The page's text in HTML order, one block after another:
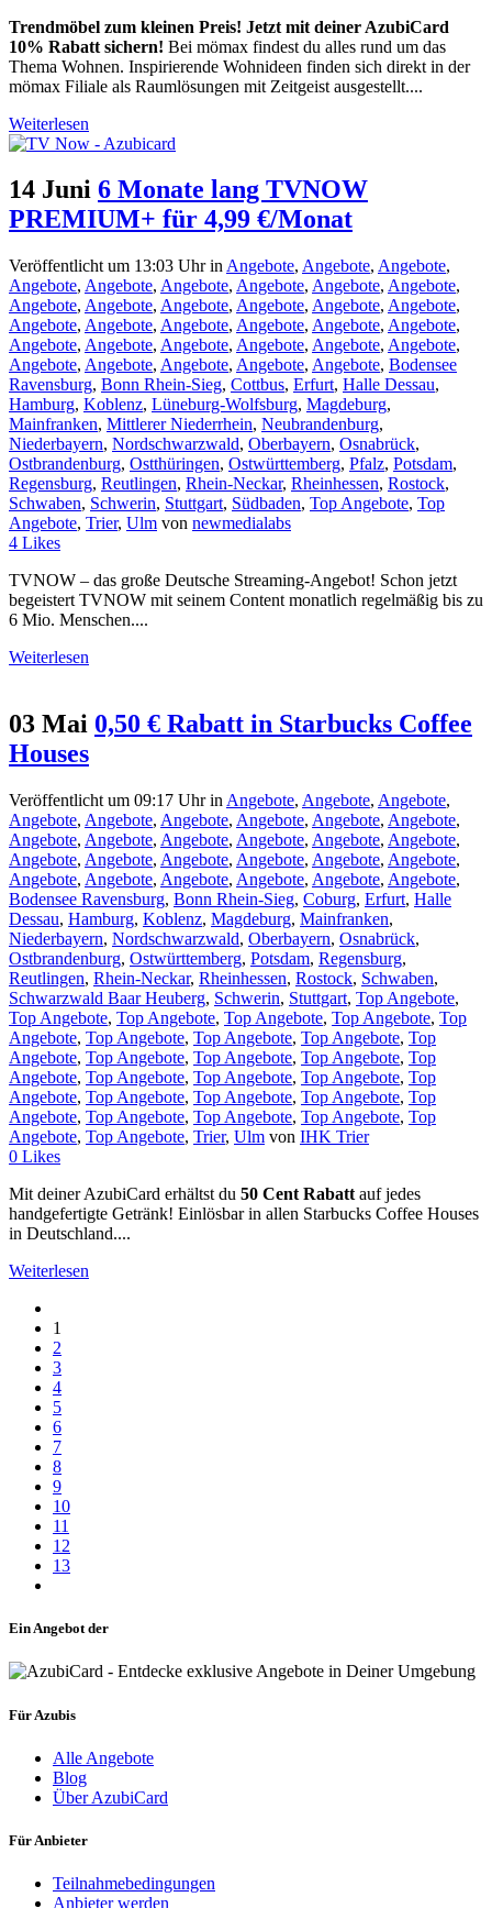
Trendmöbel zum kleinen Preis! Jetzt mit deiner AzubiCard
10% Rabatt sichern! Bei mömax findest du alles rund um das
Thema Wohnen. Inspirierende Wohnideen finden sich direkt in der
mömax Filiale als Raumlösungen mit Zeitgeist ausgestellt....
Weiterlesen
14 Juni 6 Monate lang TVNOW
PREMIUM+ für 4,99 €/Monat
Veröffentlicht um 13:03 Uhrin Angebote, Angebote, Angebote,
Angebote, Angebote, Angebote, Angebote, Angebote, Angebote,
Angebote, Angebote, Angebote, Angebote, Angebote, Angebote,
Angebote, Angebote, Angebote, Angebote, Angebote, Angebote,
Angebote, Angebote, Angebote, Angebote, Angebote, Angebote,
Angebote, Angebote, Angebote, Angebote, Angebote, Bodensee
Ravensburg, Bonn Rhein-Sieg, Cottbus, Erfurt, Halle Dessau,
Hamburg, Koblenz, Lüneburg-Wolfsburg, Magdeburg,
Mainfranken, Mittlerer Niederrhein, Neubrandenburg,
Niederbayern, Nordschwarzwald, Oberbayern, Osnabrück,
Ostbrandenburg, Ostthüringen, Ostwürttemberg, Pfalz, Potsdam,
Regensburg, Reutlingen, Rhein-Neckar, Rheinhessen, Rostock,
Schwaben, Schwerin, Stuttgart, Südbaden, Top Angebote, Top
Angebote, Trier, Ulm von newmedialabs
4 Likes
TVNOW – das große Deutsche Streaming-Angebot! Schon jetzt
begeistert TVNOW mit seinem Content monatlich regelmäßig bis zu
6 Mio. Menschen....
Weiterlesen
03 Mai 0,50 € Rabatt in Starbucks Coffee
Houses
Veröffentlicht um 09:17 Uhrin Angebote, Angebote, Angebote,
Angebote, Angebote, Angebote, Angebote, Angebote, Angebote,
Angebote, Angebote, Angebote, Angebote, Angebote, Angebote,
Angebote, Angebote, Angebote, Angebote, Angebote, Angebote,
Angebote, Angebote, Angebote, Angebote, Angebote, Angebote,
Bodensee Ravensburg, Bonn Rhein-Sieg, Coburg, Erfurt, Halle
Dessau, Hamburg, Koblenz, Magdeburg, Mainfranken,
Niederbayern, Nordschwarzwald, Oberbayern, Osnabrück,
Ostbrandenburg, Ostwürttemberg, Potsdam, Regensburg,
Reutlingen, Rhein-Neckar, Rheinhessen, Rostock, Schwaben,
Schwarzwald Baar Heuberg, Schwerin, Stuttgart, Top Angebote,
Top Angebote, Top Angebote, Top Angebote, Top Angebote, Top
Angebote, Top Angebote, Top Angebote, Top Angebote, Top
Angebote, Top Angebote, Top Angebote, Top Angebote, Top
Angebote, Top Angebote, Top Angebote, Top Angebote, Top
Angebote, Top Angebote, Top Angebote, Top Angebote, Top
Angebote, Top Angebote, Top Angebote, Top Angebote, Top
Angebote, Top Angebote, Trier, Ulm von IHK Trier
0 Likes
Mit deiner AzubiCard erhältst du 50 Cent Rabatt auf jedes
handgefertigte Getränk! Einlösbar in allen Starbucks Coffee Houses
in Deutschland....
Weiterlesen
1
2
3
4
5
6
7
8
9
10
11
12
13
Ein Angebot der
Für Azubis
Alle Angebote
Blog
Über AzubiCard
Für Anbieter
Teilnahmebedingungen
Anbieter werden